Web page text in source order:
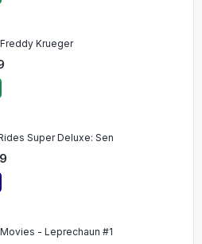
Krueger
Super Deluxe: Sen
- Leprechaun #1